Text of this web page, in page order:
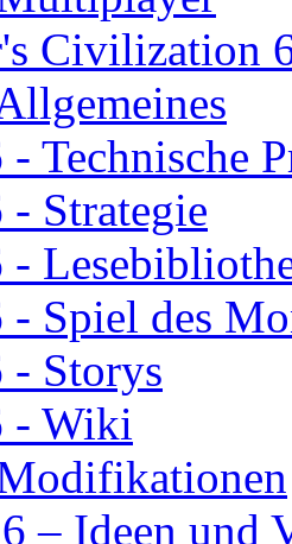
Civilization
Technische
Strategie
-
Spiel des
- Storys
- Wiki
– Ideen und